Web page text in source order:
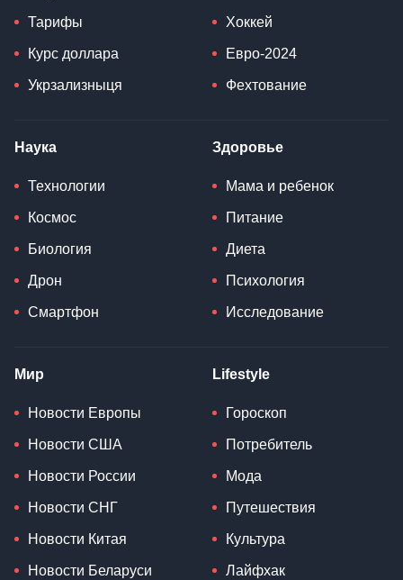
Тарифы
Курс доллара
Укрзализныця
Хоккей
Евро-2024
Фехтование
Наука
Технологии
Космос
Биология
Дрон
Смартфон
Здоровье
Мама и ребенок
Питание
Диета
Психология
Исследование
Мир
Новости Европы
Новости США
Новости России
Новости СНГ
Новости Китая
Новости Беларуси
Lifestyle
Гороскоп
Потребитель
Мода
Путешествия
Культура
Лайфхак